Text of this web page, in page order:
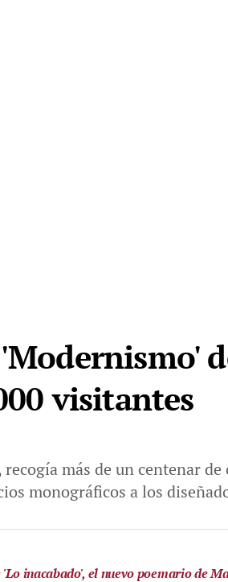
visitantes
más de un centenar
monográficos a los
inacabado', el nuevo poemario de